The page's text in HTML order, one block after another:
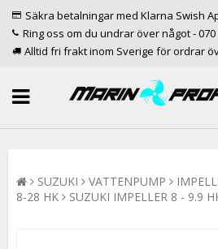
Säkra betalningar med Klarna Swish
Ring oss om du undrar över något - 070
Alltid fri frakt inom Sverige för ordrar
SUZUKI VATTENPUMP
8-28 HK
SUZUKI IMPELLER 8 - 9.9